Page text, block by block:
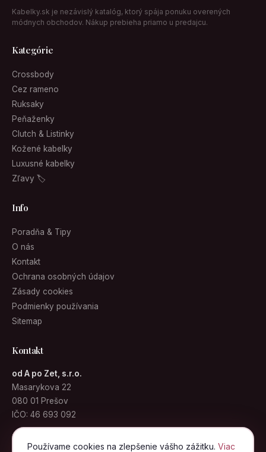
Používame cookies na zlepšenie vášho zážitku. Viac
Kabelky.sk je nezávislý katalóg, ktorý spája ponuku overených
módnych obchodov. Nákup prebieha priamo u predajcu.
Kategórie
Crossbody
Cez rameno
Ruksaky
Peňaženky
Clutch & Listinky
Kožené kabelky
Luxusné kabelky
Zľavy 🏷
Info
Poradňa & Tipy
O nás
Kontakt
Ochrana osobných údajov
Zásady cookies
Podmienky používania
Sitemap
Kontakt
od A po Zet, s.r.o.
Masarykova 22
080 01 Prešov
IČO: 46 693 092
info@kabelky.sk